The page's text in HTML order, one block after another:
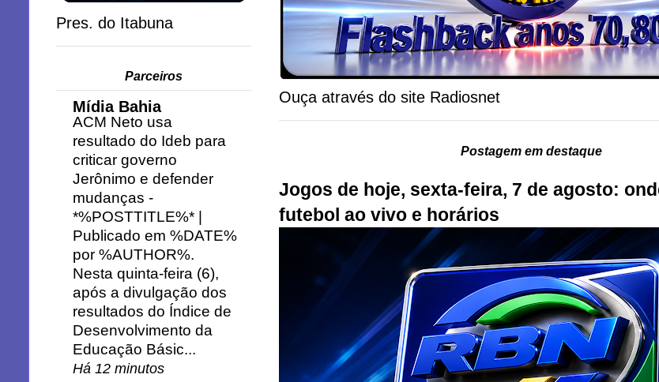
Ouça através do site Radiosnet
Postagem em destaque
Jogos de hoje, sexta-feira, 7 de agosto:
futebol ao vivo e horários
Pres. do Itabuna
Parceiros
Mídia Bahia
ACM Neto usa
resultado do Ideb para
criticar governo
Jerônimo e defender
mudanças -
*%POSTTITLE%* |
Publicado em %DATE%
por %AUTHOR%.
Nesta quinta-feira (6),
após a divulgação dos
resultados do Índice de
Desenvolvimento da
Educação Básic...
Há 12 minutos